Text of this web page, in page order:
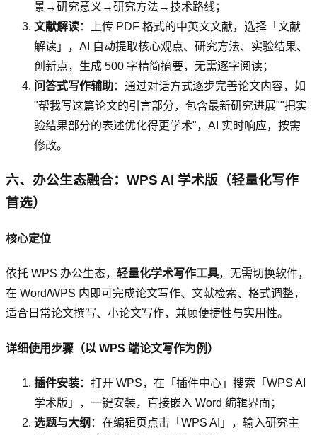
景→研究意义→研究方法→技术路线；
文献解读：上传 PDF 格式的中英文文献，选择「文献
解读」，AI 自动提取核心观点、研究方法、实验结果、
创新点，生成 500 字精简摘要，无需逐字阅读；
问答式写作辅助：通过对话方式逐步完善论文内容，如
"帮我写这篇论文的引言部分，包含最新研究进展""把实
验结果部分的表述优化得更学术"，AI 实时响应，按需
修改。
六、办公生态融合：WPS AI 学术版（轻量化写作
首选）
核心定位
依托 WPS 办公生态， 轻量化学术写作工具，无需切换软件，
在 Word/WPS 内即可完成论文写作、文献检索、格式调整，
适合日常论文撰写、小论文写作，兼顾便捷性与实用性。
详细使用步骤（以 WPS 端论文写作为例）
插件安装：打开 WPS，在「插件中心」搜索「WPS AI
学术版」，一键安装，直接嵌入 Word 编辑界面；
选题与大纲 ：在编辑页点击「WPS AI」，输入研究主